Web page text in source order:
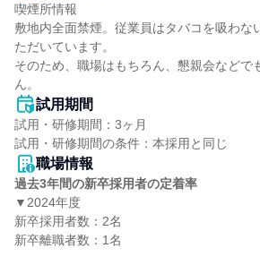
喫煙所情報
敷地内全面禁煙。従業員はタバコを吸わな
ただいています。
そのため、職場はもちろん、懇親会などで
ん。
試用期間
試用・研修期間：3ヶ月
職場情報
過去3年間の新卒採用者の定着率
▼2024年度
新卒採用者数：2名
新卒離職者数：1名